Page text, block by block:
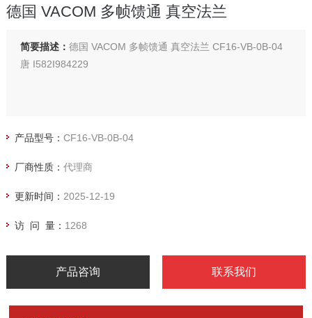
德国 VACOM 多帧馈通 真空法兰
简要描述： 德国 VACOM 多帧馈通 真空法兰 CF16-VB-0B-04
唐 I582I984229
产品型号： CF16-VB-0B-04
厂商性质： 代理商
更新时间： 2025-12-19
访 问 量： 1268
产品咨询 联系我们